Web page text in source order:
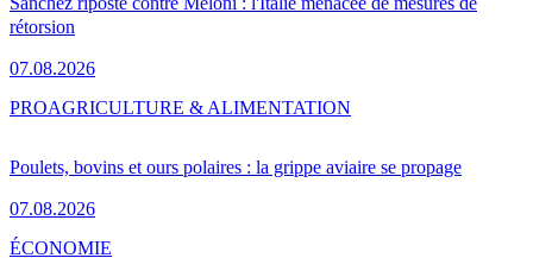
rétorsion
07.08.2026
Poulets, bovins et ours polaires : la grippe aviaire se propage
07.08.2026
PROAGRICULTURE & ALIMENTATION
ÉCONOMIE